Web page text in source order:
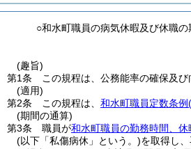
○和水町職員の病気休暇及び休職
(趣旨)
第1条
この規程は、公務能率の確保及
(適用)
第2条
この規程は、 和水町職員定数条例
(期間の通算)
第3条
職員が和水町職員の勤務時間、休
(以下「私傷病休」という。)を取得し